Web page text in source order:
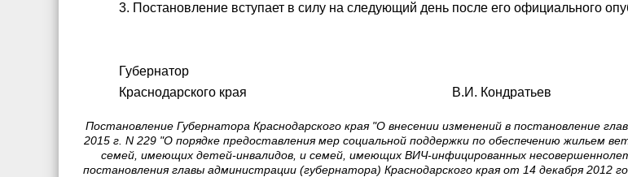
3. Постановление вступает в силу на следующий день после его официального
Губернатор
Краснодарского края В.И. Кондратьев
Постановление Губернатора Краснодарского края "О внесении изменений в постановление
2015 г. N 229 "О порядке предоставления мер социальной поддержки по обеспечению жильем
семей, имеющих детей-инвалидов, и семей, имеющих ВИЧ-инфицированных
постановления главы администрации (губернатора) Краснодарского края от 14 декабря 2012